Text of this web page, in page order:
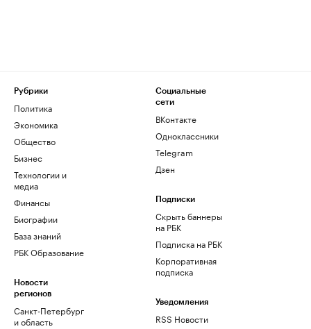
Рубрики
Политика
Экономика
Общество
Бизнес
Технологии и
медиа
Финансы
Биографии
База знаний
РБК Образование
Новости
регионов
Санкт-Петербург
и область
Социальные
сети
ВКонтакте
Одноклассники
Telegram
Дзен
Подписки
Скрыть баннеры
на РБК
Подписка на РБК
Корпоративная
подписка
Уведомления
RSS Новости